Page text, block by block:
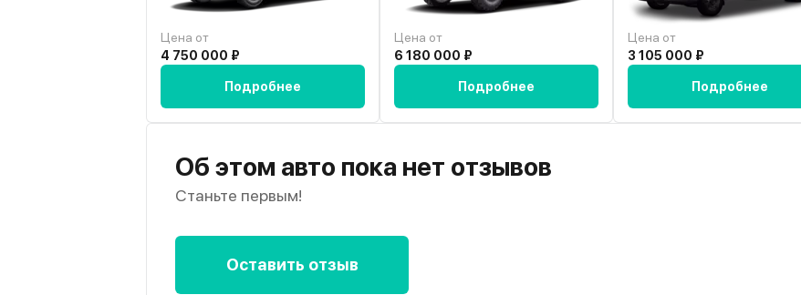
Цена от
4 750 000 ₽
Подробнее
Цена от
6 180 000 ₽
Подробнее
Цена от
3 105 000 ₽
Подробнее
Об этом авто пока нет отзывов
Станьте первым!
Оставить отзыв